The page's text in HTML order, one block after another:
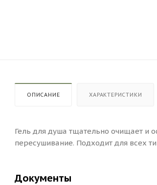
ОПИСАНИЕ ХАРАКТЕРИСТИКИ
Гель для душа тщательно очищает и
пересушивание. Подходит для всех
Документы